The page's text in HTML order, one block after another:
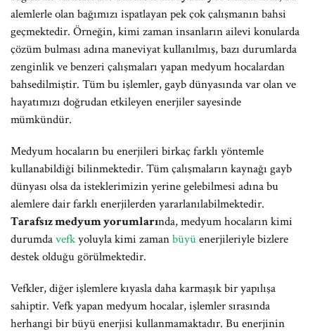
alemlerle olan bağımızı ispatlayan pek çok çalışmanın bahsi
geçmektedir. Örneğin, kimi zaman insanların ailevi konularda
çözüm bulması adına maneviyat kullanılmış, bazı durumlarda
zenginlik ve benzeri çalışmaları yapan medyum hocalardan
bahsedilmiştir. Tüm bu işlemler, gayb dünyasında var olan ve
hayatımızı doğrudan etkileyen enerjiler sayesinde
mümkündür.
Medyum hocaların bu enerjileri birkaç farklı yöntemle
kullanabildiği bilinmektedir. Tüm çalışmaların kaynağı gayb
dünyası olsa da isteklerimizin yerine gelebilmesi adına bu
alemlere dair farklı enerjilerden yararlanılabilmektedir.
Tarafsız medyum yorumlarında, medyum hocaların kimi
durumdavefkyoluyla kimi zamanbüyüenerjileriyle bizlere
destek olduğu görülmektedir.
Vefkler, diğer işlemlere kıyasla daha karmaşık bir yapılışa
sahiptir. Vefk yapan medyum hocalar, işlemler sırasında
herhangi bir büyü enerjisi kullanmamaktadır. Bu enerjinin